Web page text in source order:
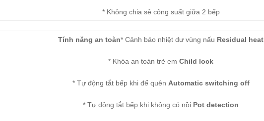
* Không chia sẻ công suất giữa 2 bếp
Tính năng an toàn* Cảnh báo nhiệt dư vùng nấu Residual heat
* Khóa an toàn trẻ em Child lock
* Tự động tắt bếp khi để quên Automatic switching off
* Tự động tắt bếp khi không có nồi Pot detection